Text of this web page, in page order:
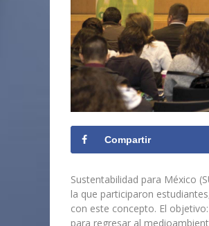
Compartir
Sustentabilidad para México
la que participaron
con este concepto. El
para regresar al